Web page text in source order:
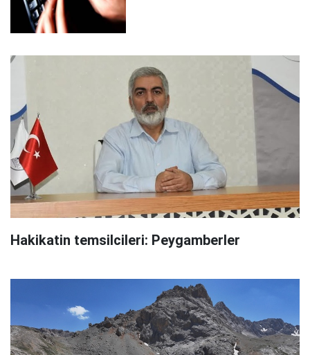
Hakikatin temsilcileri: Peygamberler